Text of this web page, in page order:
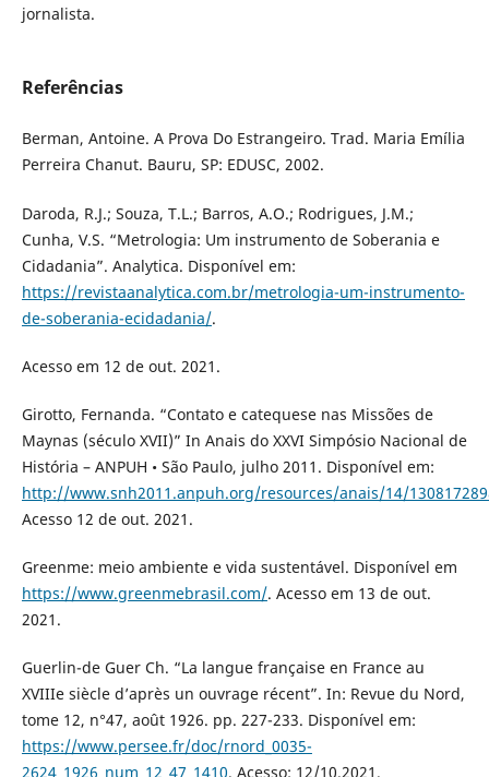
jornalista.
Referências
Berman, Antoine. A Prova Do Estrangeiro. Trad. Maria Emília
Perreira Chanut. Bauru, SP: EDUSC, 2002.
Daroda, R.J.; Souza, T.L.; Barros, A.O.; Rodrigues, J.M.;
Cunha, V.S. “Metrologia: Um instrumento de Soberania e
Cidadania”. Analytica. Disponível em:
https://revistaanalytica.com.br/metrologia-um-instrumento-
de-soberania-ecidadania/.
Acesso em 12 de out. 2021.
Girotto, Fernanda. “Contato e catequese nas Missões de
Maynas (século XVII)” In Anais do XXVI Simpósio Nacional de
História – ANPUH • São Paulo, julho 2011. Disponível em:
http://www.snh2011.anpuh.org/resources/anais/14/
Acesso 12 de out. 2021.
Greenme: meio ambiente e vida sustentável. Disponível em
https://www.greenmebrasil.com/. Acesso em 13 de out.
2021.
Guerlin-de Guer Ch. “La langue française en France au
XVIIIe siècle d’après un ouvrage récent”. In: Revue du Nord,
tome 12, n°47, août 1926. pp. 227-233. Disponível em:
https://www.persee.fr/doc/rnord_0035-
2624_1926_num_12_47_1410. Acesso: 12/10.2021.